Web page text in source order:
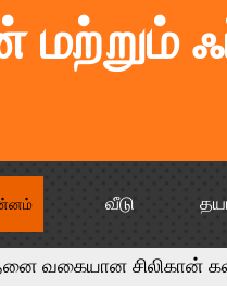
மற்றும்
வீடு
வகையான சிலிகான்